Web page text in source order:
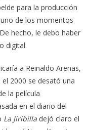
para la producción
de los momentos
hecho, le debo haber
digital.
a Reinaldo Arenas,
2000 se desató una
la película
en el diario del
La Jiribilladejó claro el